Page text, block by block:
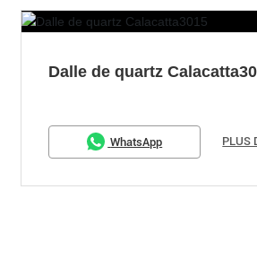
Dalle de quartz
WhatsApp PLUS